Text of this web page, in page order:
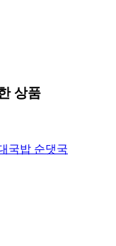
상품
국밥 순댓국